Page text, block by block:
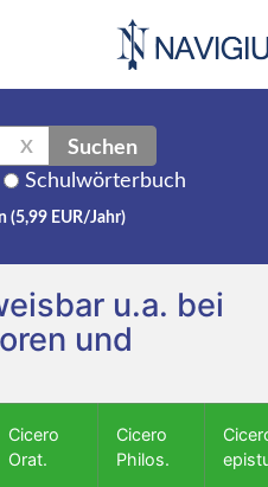
X Suchen
Schulwörterbuch
(5,99 EUR/Jahr)
u.a. bei
und
Cicero
Orat.
Cicero
Philos.